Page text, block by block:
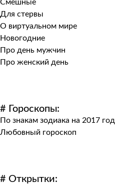
Смешные
Для стервы
О виртуальном мире
Новогодние
Про день мужчин
Про женский день
# Гороскопы:
По знакам зодиака на 2017 год
Любовный гороскоп
# Открытки: